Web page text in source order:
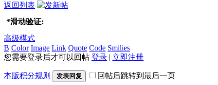
返回列表
*滑动验证:
高级模式
B Color Image Link Quote Code Smilies
您需要登录后才可以回帖 登录 | 立即注册
本版积分规则 发表回复 回帖后跳转到最后一页